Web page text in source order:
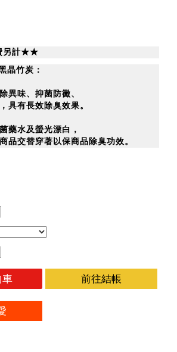
另計★★
晶竹炭：
異味、抑菌防黴、
具有長效除臭效果。
藥水及螢光漂白，
品交替穿著以保商品除臭功效。
前往結帳